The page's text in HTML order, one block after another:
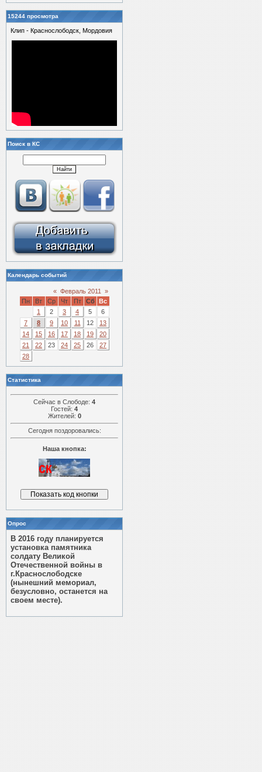
15244 просмотра
Клип - Краснослободск, Мордовия
Поиск в КС
Календарь событий
« Февраль 2011
»
Пн
Вт Ср Чт Пт Сб
Вс
1
2 3 4 5
6
7
8 9 10 11 12
13
14
15 16 17 18 19
20
21
22 23 24 25 26
27
28
Статистика
Сейчас в Слободе: 4
Гостей: 4
Жителей: 0
Сегодня поздоровались:
Наша кнопка:
Опрос
В 2016 году планируется
установка памятника
солдату Великой
Отечественной войны в
г.Краснослободске
(нынешний мемориал,
безусловно, останется на
своем месте).